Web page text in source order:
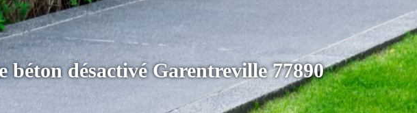
béton désactivé Garentreville 77890